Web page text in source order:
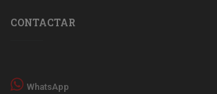
CONTACTAR
WhatsApp